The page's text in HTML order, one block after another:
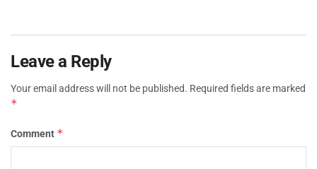
Leave a Reply
Your email address will not be published. Required fields are marked
*
Comment *